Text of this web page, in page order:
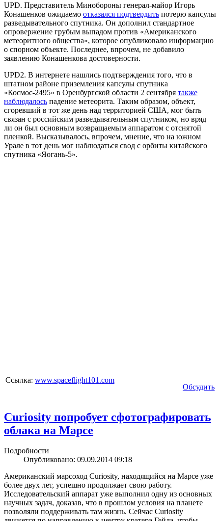
UPD. Представитель Минобороны генерал-майор Игорь
Конашенков ожидаемо отказался подтвердить потерю капсулы
разведывательного спутника. Он дополнил стандартное
опровержение грубым выпадом против «Американского
метеоритного общества», которое опубликовало информацию
о спорном объекте. Последнее, впрочем, не добавило
заявлению Конашенкова достоверности.
UPD2. В интернете нашлись подтверждения того, что в
штатном районе приземления капсулы спутника
«Космос-2495» в Оренбургской области 2 сентября также
наблюдалось падение метеорита. Таким образом, объект,
сгоревший в тот же день над территорией США, мог быть
связан с российским разведывательным спутником, но вряд
ли он был основным возвращаемым аппаратом с отснятой
пленкой. Высказывалось, впрочем, мнение, что на южном
Урале в тот день мог наблюдаться свод с орбиты китайского
спутника «Яогань-5».
Ссылка: www.spaceflight101.com
Обсудить
Curiosity попробует сфотографировать
облака на Марсе
Подробности
Опубликовано: 09.09.2014 09:18
Американский марсоход Curiosity, находящийся на Марсе уже
более двух лет, успешно продолжает свою работу.
Исследовательский аппарат уже выполнил одну из основных
научных задач, доказав, что в прошлом условия на планете
позволяли поддерживать там жизнь. Сейчас Curiosity